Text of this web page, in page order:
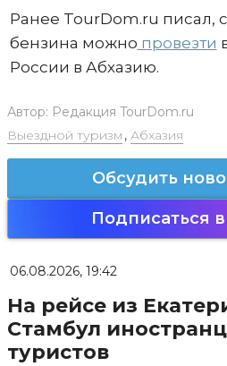
Ранее TourDom.ru писал,
бензина можно провезти
России в Абхазию.
Автор: Редакция TourDom.ru
Выездной туризм , Абхазия
Обсудить
Подписаться в
06.08.2026, 19:42
На рейсе из
Стамбул
туристов